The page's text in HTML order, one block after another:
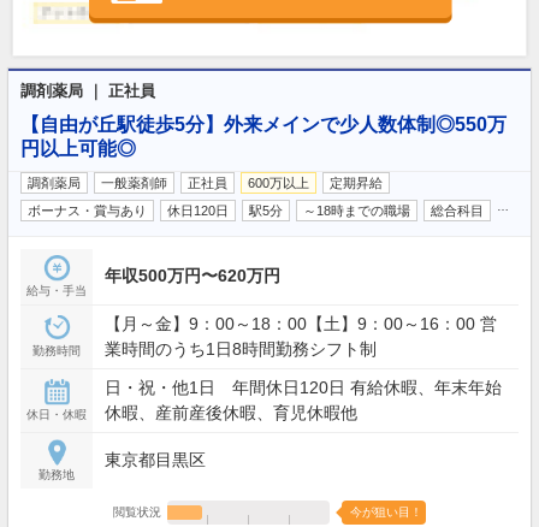
調剤薬局 ｜ 正社員
【自由が丘駅徒歩5分】外来メインで少人数体制◎550万
円以上可能◎
調剤薬局 一般薬剤師 正社員 600万以上
定期昇給
ボーナス・賞与あり
休日120日 駅5分 ～18時までの職場 総合科目
給与・手当
年収500万円〜620万円
勤務時間
【月～金】9：00～18：00【土】9：00～16：00 営
業時間のうち1日8時間勤務シフト制
休日・休暇
日・祝・他1日 年間休日120日 有給休暇、年末年始
休暇、産前産後休暇、育児休暇他
勤務地
東京都目黒区
閲覧状況 今が狙い目！